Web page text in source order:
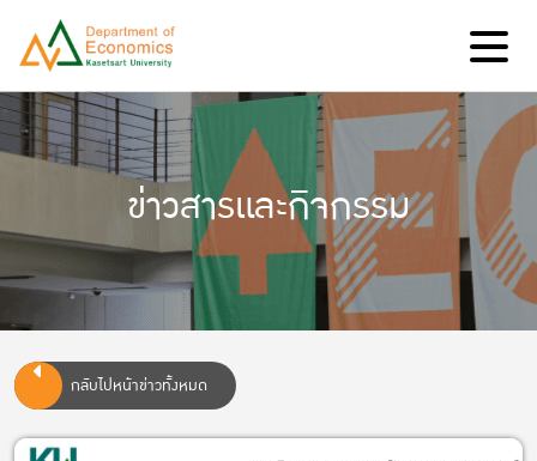
ข่าวสารและกิจกรรม
กลับไปหน้าข่าวทั้งหมด